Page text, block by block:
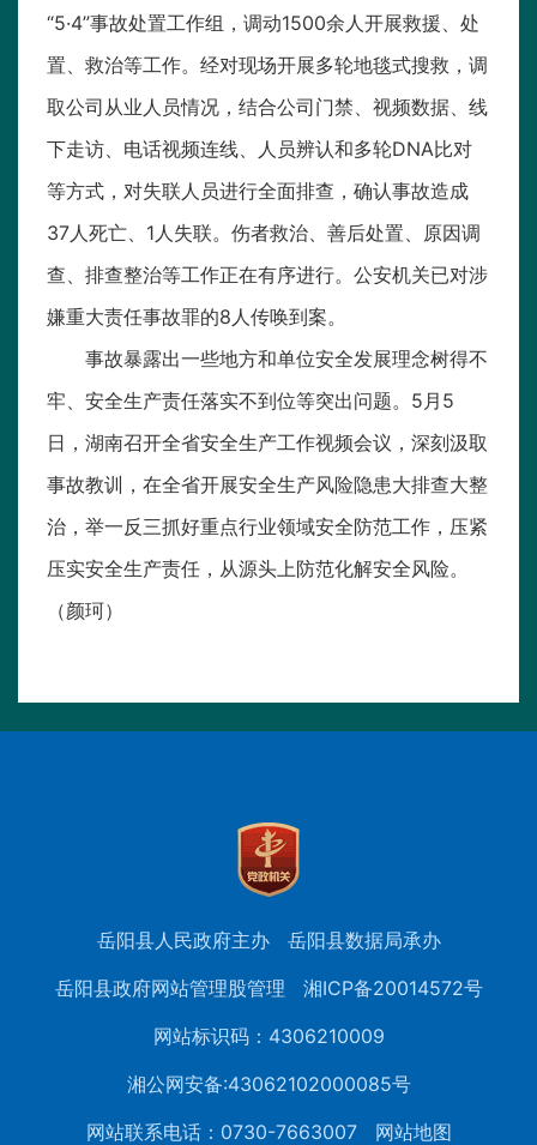
“5·4”事故处置工作组，调动1500余人开展救援、处
置、救治等工作。经对现场开展多轮地毯式搜救，调
取公司从业人员情况，结合公司门禁、视频数据、线
下走访、电话视频连线、人员辨认和多轮DNA比对
等方式，对失联人员进行全面排查，确认事故造成
37人死亡、1人失联。伤者救治、善后处置、原因调
查、排查整治等工作正在有序进行。公安机关已对涉
嫌重大责任事故罪的8人传唤到案。
事故暴露出一些地方和单位安全发展理念树得不
牢、安全生产责任落实不到位等突出问题。5月5
日，湖南召开全省安全生产工作视频会议，深刻汲取
事故教训，在全省开展安全生产风险隐患大排查大整
治，举一反三抓好重点行业领域安全防范工作，压紧
压实安全生产责任，从源头上防范化解安全风险。
（颜珂）
岳阳县人民政府主办
岳阳县数据局承办
岳阳县政府网站管理股管理
湘ICP备20014572号
网站标识码：4306210009
湘公网安备:43062102000085号
网站联系电话：0730-7663007
网站地图